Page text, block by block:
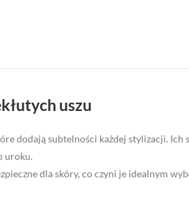
uszu
dodają subtelności każdej stylizacji.
uroku.
dla skóry, co czyni je idealnym